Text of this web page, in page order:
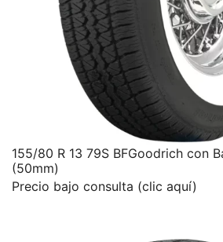
155/80 R 13 79S BFGoodrich con
(50mm)
Precio bajo consulta (clic aquí)